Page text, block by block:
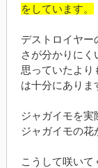
をしています。
デストロイヤー
さが分かりにく
思っていたより
は十分にありま
ジャガイモを実
ジャガイモの花
こうして咲いて